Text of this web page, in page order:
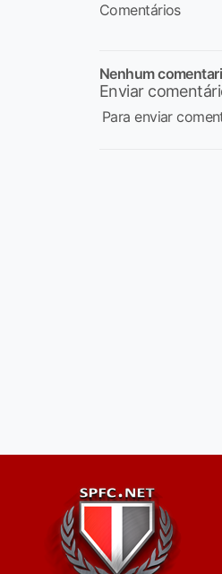
Comentários
Nenhum
Enviar
Para enviar